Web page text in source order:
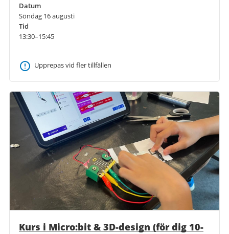
Datum
Söndag 16 augusti
Tid
13:30–15:45
Upprepas vid fler tillfällen
Kurs i Micro:bit & 3D-design (för dig 10-